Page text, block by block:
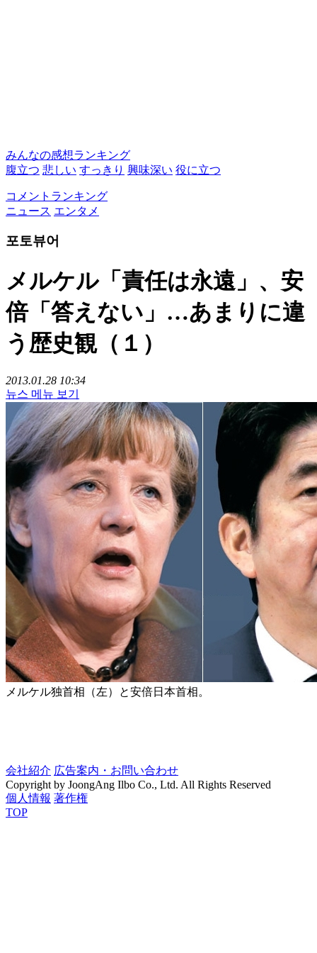
みんなの感想ランキング
腹立つ 悲しい すっきり 興味深い 役に立つ
コメントランキング
ニュース エンタメ
포토뷰어
メルケル「責任は永遠」、安
倍「答えない」…あまりに違
う歴史観（１）
2013.01.28 10:34
뉴스 메뉴 보기
メルケル独首相（左）と安倍日本首相。
会社紹介 広告案内・お問い合わせ
Copyright by JoongAng Ilbo Co., Ltd. All Rights Reserved
個人情報 著作権
TOP